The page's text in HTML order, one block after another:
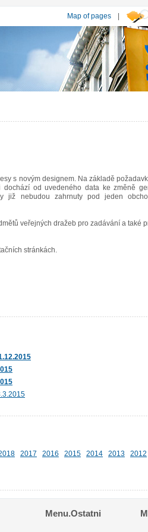
Map of pages |
s novým designem. Na základě
od uvedeného data ke změně
již nebudou zahrnuty pod jeden
veřejných dražeb pro zadávání a také
stránkách.
2017 2016 2015 2014 2013 2012
Menu.Ostatni